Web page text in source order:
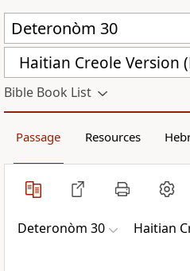
Haitian Creole Version
Bible Book List
Passage Resources
Deteronòm 30 Haitian